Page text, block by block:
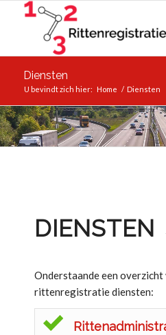
Diensten
U bevindt zich hier: Home / Diensten
DIENSTEN
Onderstaande een overzicht
rittenregistratie diensten: